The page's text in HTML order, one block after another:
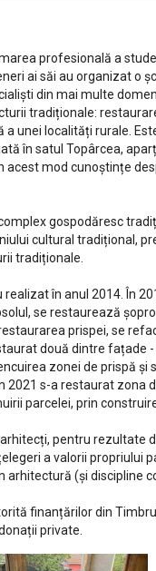
profesională a
ai săi au organizat o
din mai multe
tradiționale:
unei localități rurale.
în satul Topârcea,
acest mod cunoștințe
gospodăresc
cultural tradițional,
tradiționale.
în anul 2014. În
se restaurează
prispei, se
două dintre
zonei de prispă
s-a restaurat zona
parcelei, prin
pentru
a valorii propriului
(și discipline
finanțărilor din
private.